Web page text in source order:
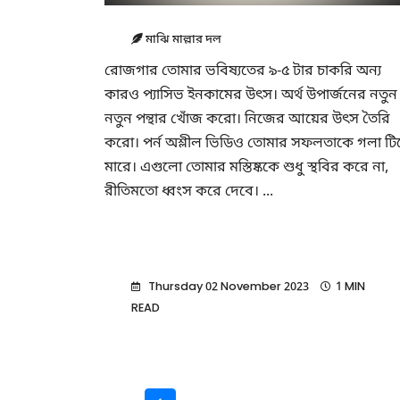
মাঝি মাল্লার দল
রোজগার তোমার ভবিষ্যতের ৯-৫ টার চাকরি অন্য
কারও প্যাসিভ ইনকামের উৎস। অর্থ উপার্জনের নতুন
নতুন পন্থার খোঁজ করো। নিজের আয়ের উৎস তৈরি
করো। পর্ন অশ্লীল ভিডিও তোমার সফলতাকে গলা
মারে। এগুলো তোমার মস্তিষ্ককে শুধু স্থবির করে না,
রীতিমতো ধ্বংস করে দেবে। ...
Thursday 02 November 2023
1 MIN
READ